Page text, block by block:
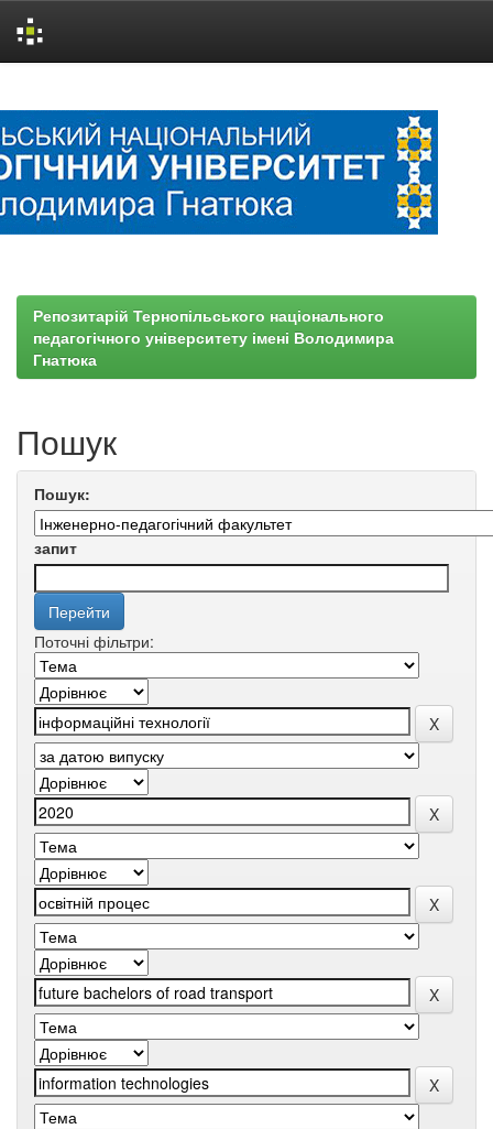
Репозитарій Тернопільського національного
педагогічного університету імені Володимира
Гнатюка
Пошук
Пошук:
запит
Поточні фільтри: